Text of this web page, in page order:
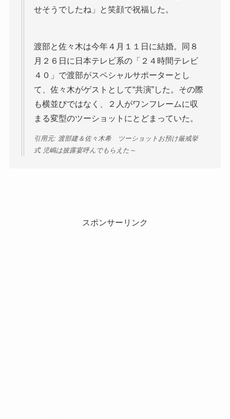
せそうでしたね」と笑顔で祝福した。
渡部と佐々木は今年４月１１日に結婚。同８
月２６日に日本テレビ系の「２４時間テレビ
４０」で渡部がスペシャルサポーターとし
て、佐々木がゲストとして“共演”した。その際
も横並びではなく、２人がワンフレームに収
まる変型のツーショットにとどまっていた。
引用元: 渡部建＆佐々木希 ツーショットお預け厳戒挙
式 児嶋は披露宴呼んでもらえた～
スポンサーリンク